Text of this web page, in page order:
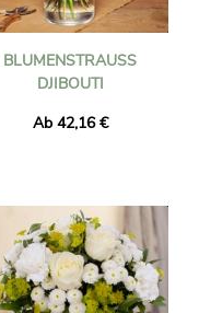
BLUMENSTRAUSS D
JIBOUTI
Ab 42,16 €